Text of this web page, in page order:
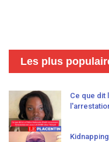
Les plus
Ce que dit